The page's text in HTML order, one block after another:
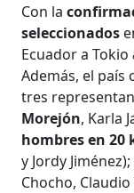
Con la
seleccionados
Ecuador a Tokio
Además, el
tres
Morejón, Karla
hombres en 20
y Jordy
Chocho, Claudio